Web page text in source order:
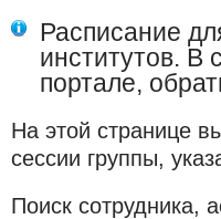
Расписание
институтов. В
портале,
На этой странице
сессии группы,
Поиск сотрудника,